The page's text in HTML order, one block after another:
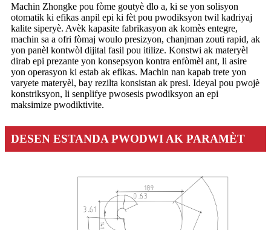
Machin Zhongke pou fòme goutyè dlo a, ki se yon solisyon
otomatik ki efikas anpil epi ki fèt pou pwodiksyon twil kadriyaj
kalite siperyè. Avèk kapasite fabrikasyon ak komès entegre,
machin sa a ofri fòmaj woulo presizyon, chanjman zouti rapid, ak
yon panèl kontwòl dijital fasil pou itilize. Konstwi ak materyèl
dirab epi prezante yon konsepsyon kontra enfòmèl ant, li asire
yon operasyon ki estab ak efikas. Machin nan kapab trete yon
varyete materyèl, bay rezilta konsistan ak presi. Ideyal pou pwojè
konstriksyon, li senplifye pwosesis pwodiksyon an epi
maksimize pwodiktivite.
DESEN ESTANDA PWODWI AK PARAMÈT